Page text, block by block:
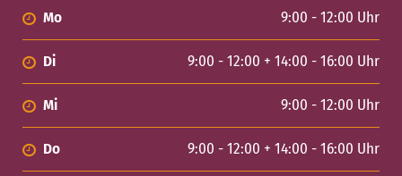
Mo 9:00 - 12:00 Uhr
Di 9:00 - 12:00 + 14:00 - 16:00 Uhr
Mi 9:00 - 12:00 Uhr
Do 9:00 - 12:00 + 14:00 - 16:00 Uhr